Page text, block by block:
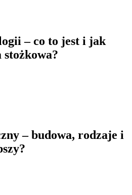
– co to jest i jak
stożkowa?
– budowa, rodzaje i